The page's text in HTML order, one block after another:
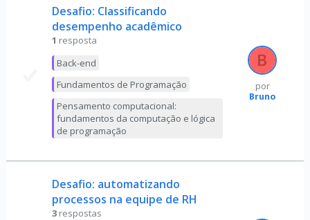
Desafio: Classificando
desempenho acadêmico
1 resposta
Back-end
Fundamentos de Programação
Pensamento computacional:
fundamentos da computação e lógica
de programação
por
Bruno
Desafio: automatizando
processos na equipe de RH
3 respostas